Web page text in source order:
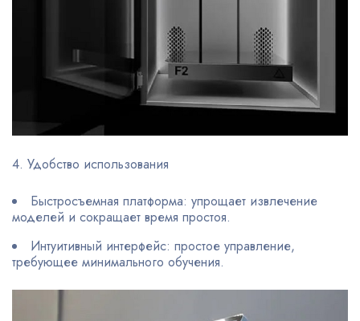
4. Удобство использования
Быстросъемная платформа: упрощает извлечение
моделей и сокращает время простоя.
Интуитивный интерфейс: простое управление,
требующее минимального обучения.